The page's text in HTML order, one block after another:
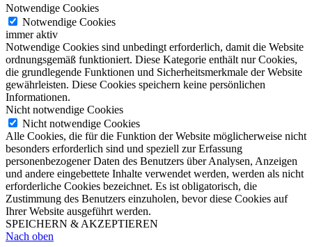
Notwendige Cookies
Notwendige Cookies
immer aktiv
Notwendige Cookies sind unbedingt erforderlich, damit die Website
ordnungsgemäß funktioniert. Diese Kategorie enthält nur Cookies,
die grundlegende Funktionen und Sicherheitsmerkmale der Website
gewährleisten. Diese Cookies speichern keine persönlichen
Informationen.
Nicht notwendige Cookies
Nicht notwendige Cookies
Alle Cookies, die für die Funktion der Website möglicherweise nicht
besonders erforderlich sind und speziell zur Erfassung
personenbezogener Daten des Benutzers über Analysen, Anzeigen
und andere eingebettete Inhalte verwendet werden, werden als nicht
erforderliche Cookies bezeichnet. Es ist obligatorisch, die
Zustimmung des Benutzers einzuholen, bevor diese Cookies auf
Ihrer Website ausgeführt werden.
SPEICHERN & AKZEPTIEREN
Nach oben